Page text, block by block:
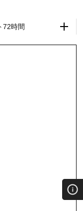
時間